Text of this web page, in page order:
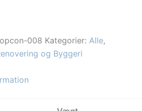
008 Kategorier: Alle,
og Byggeri